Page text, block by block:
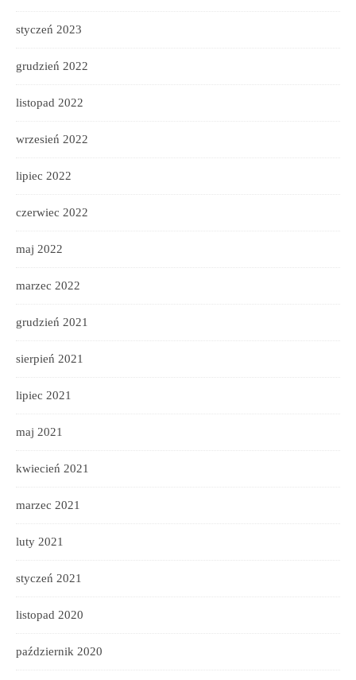
styczeń 2023
grudzień 2022
listopad 2022
wrzesień 2022
lipiec 2022
czerwiec 2022
maj 2022
marzec 2022
grudzień 2021
sierpień 2021
lipiec 2021
maj 2021
kwiecień 2021
marzec 2021
luty 2021
styczeń 2021
listopad 2020
październik 2020